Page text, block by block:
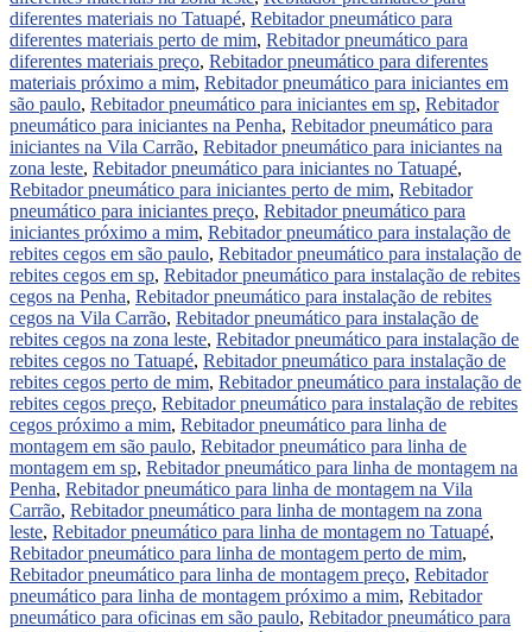
diferentes materiais no Tatuapé, Rebitador pneumático para
diferentes materiais perto de mim, Rebitador pneumático para
diferentes materiais preço, Rebitador pneumático para diferentes
materiais próximo a mim, Rebitador pneumático para iniciantes em
são paulo, Rebitador pneumático para iniciantes em sp, Rebitador
pneumático para iniciantes na Penha, Rebitador pneumático para
iniciantes na Vila Carrão, Rebitador pneumático para iniciantes na
zona leste, Rebitador pneumático para iniciantes no Tatuapé,
Rebitador pneumático para iniciantes perto de mim, Rebitador
pneumático para iniciantes preço, Rebitador pneumático para
iniciantes próximo a mim, Rebitador pneumático para instalação de
rebites cegos em são paulo, Rebitador pneumático para instalação de
rebites cegos em sp, Rebitador pneumático para instalação de rebites
cegos na Penha, Rebitador pneumático para instalação de rebites
cegos na Vila Carrão, Rebitador pneumático para instalação de
rebites cegos na zona leste, Rebitador pneumático para instalação de
rebites cegos no Tatuapé, Rebitador pneumático para instalação de
rebites cegos perto de mim, Rebitador pneumático para instalação de
rebites cegos preço, Rebitador pneumático para instalação de rebites
cegos próximo a mim, Rebitador pneumático para linha de
montagem em são paulo, Rebitador pneumático para linha de
montagem em sp, Rebitador pneumático para linha de montagem na
Penha, Rebitador pneumático para linha de montagem na Vila
Carrão, Rebitador pneumático para linha de montagem na zona
leste, Rebitador pneumático para linha de montagem no Tatuapé,
Rebitador pneumático para linha de montagem perto de mim,
Rebitador pneumático para linha de montagem preço, Rebitador
pneumático para linha de montagem próximo a mim, Rebitador
pneumático para oficinas em são paulo, Rebitador pneumático para